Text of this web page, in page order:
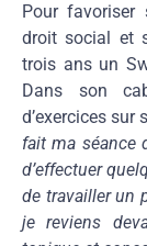
Pour favoriser
droit social et
trois ans un
Dans son
d’exercices sur
fait ma séance
d’effectuer
de travailler un
je reviens